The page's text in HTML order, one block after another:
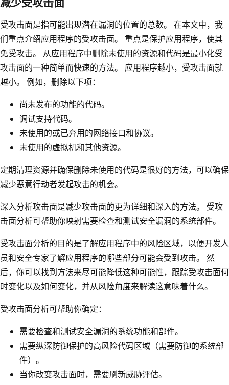
受攻击面是指可能出现潜在漏洞的位置的总数。 在本文中，我
们重点介绍应用程序的受攻击面。 重点是保护应用程序，使其
免受攻击。 从应用程序中删除未使用的资源和代码是最小化受
攻击面的一种简单而快速的方法。 应用程序越小，受攻击面就
越小。 例如，删除以下项：
尚未发布的功能的代码。
调试支持代码。
未使用的或已弃用的网络接口和协议。
未使用的虚拟机和其他资源。
定期清理资源并确保删除未使用的代码是很好的方法，可以确保
减少恶意行动者发起攻击的机会。
深入分析攻击面是减少攻击面的更为详细和深入的方法。 受攻
击面分析可帮助你映射需要检查和测试安全漏洞的系统部件。
受攻击面分析的目的是了解应用程序中的风险区域，以便开发人
员和安全专家了解应用程序的哪些部分可能会受到攻击。 然
后，你可以找到方法来尽可能降低这种可能性，跟踪受攻击面何
时变化以及如何变化，并从风险角度来解读这意味着什么。
受攻击面分析可帮助你确定：
需要检查和测试安全漏洞的系统功能和部件。
需要纵深防御保护的高风险代码区域（需要防御的系统部
件）。
当你改变攻击面时，需要刷新威胁评估。